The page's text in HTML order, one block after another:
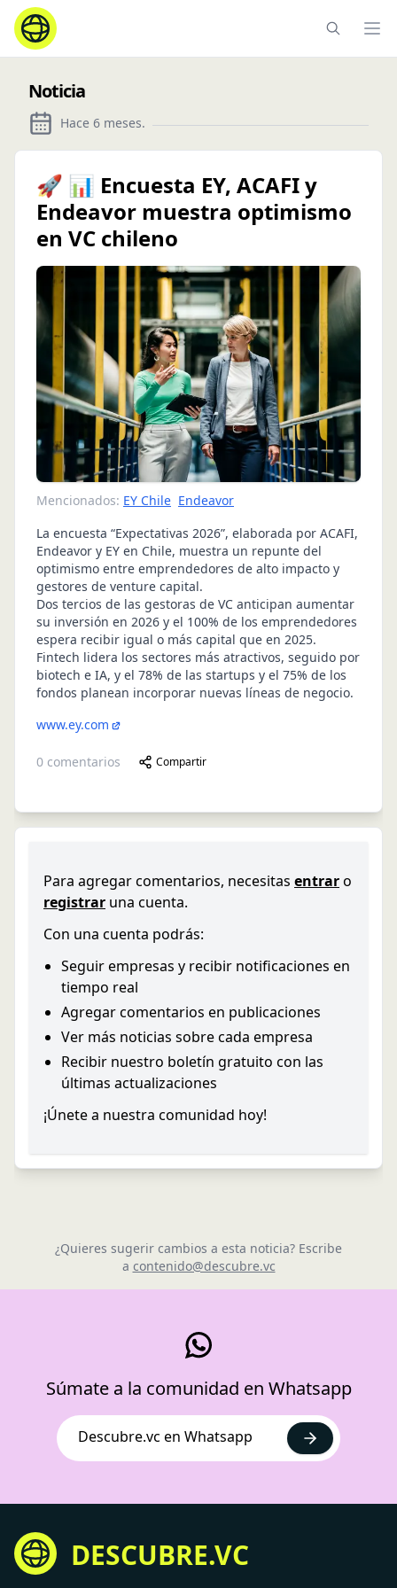
Noticia
Hace 6 meses.
🚀 📊 Encuesta EY, ACAFI y
Endeavor muestra optimismo
en VC chileno
Mencionados: EY Chile Endeavor
La encuesta “Expectativas 2026”, elaborada por ACAFI,
Endeavor y EY en Chile, muestra un repunte del
optimismo entre emprendedores de alto impacto y
gestores de venture capital.
Dos tercios de las gestoras de VC anticipan aumentar
su inversión en 2026 y el 100% de los emprendedores
espera recibir igual o más capital que en 2025.
Fintech lidera los sectores más atractivos, seguido por
biotech e IA, y el 78% de las startups y el 75% de los
fondos planean incorporar nuevas líneas de negocio.
www.ey.com
0 comentarios Compartir
Para agregar comentarios, necesitas entraro
registrar una cuenta.
Con una cuenta podrás:
Seguir empresas y recibir notificaciones en
tiempo real
Agregar comentarios en publicaciones
Ver más noticias sobre cada empresa
Recibir nuestro boletín gratuito con las
últimas actualizaciones
¡Únete a nuestra comunidad hoy!
¿Quieres sugerir cambios a esta noticia? Escribe
a contenido@descubre.vc
Súmate a la comunidad en Whatsapp
Descubre.vc en Whatsapp
DESCUBRE.VC